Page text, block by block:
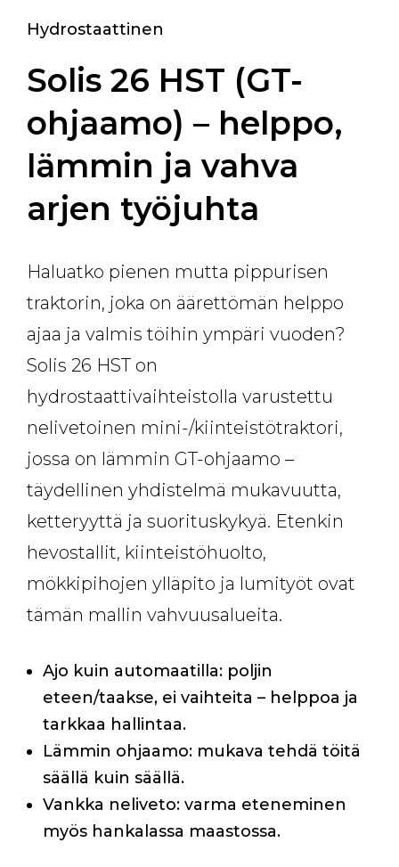
Hydrostaattinen
Solis 26 HST (GT-
ohjaamo) – helppo,
lämmin ja vahva
arjen työjuhta
Haluatko pienen mutta pippurisen
traktorin, joka on äärettömän helppo
ajaa ja valmis töihin ympäri vuoden?
Solis 26 HST on
hydrostaattivaihteistolla varustettu
nelivetoinen mini-/kiinteistötraktori,
jossa on lämmin GT-ohjaamo –
täydellinen yhdistelmä mukavuutta,
ketteryyttä ja suorituskykyä. Etenkin
hevostallit, kiinteistöhuolto,
mökkipihojen ylläpito ja lumityöt ovat
tämän mallin vahvuusalueita.
Ajo kuin automaatilla: poljin
eteen/taakse, ei vaihteita – helppoa ja
tarkkaa hallintaa.
Lämmin ohjaamo: mukava tehdä töitä
säällä kuin säällä.
Vankka neliveto: varma eteneminen
myös hankalassa maastossa.